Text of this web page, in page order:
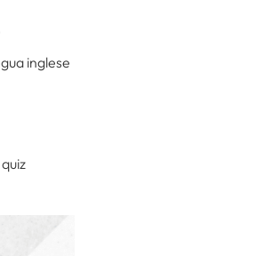
inglese